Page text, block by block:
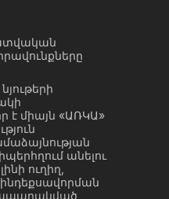
է միայն «ԱՌԿԱ»
անելու
ուղիղ,